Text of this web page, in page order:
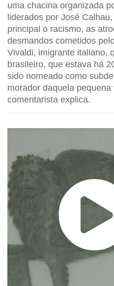
uma chacina organizada
liderados por José
principal o racismo, as
desmandos cometidos
Vivaldi, imigrante italiano,
brasileiro, que estava há
sido nomeado como
morador daquela
comentarista explica.